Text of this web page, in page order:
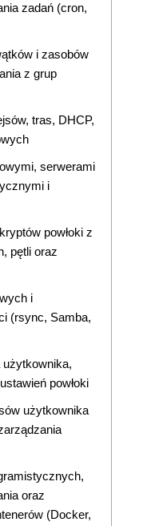
zadań (cron,
i zasobów
z grup
tras, DHCP,
serwerami
i
powłoki z
pętli oraz
i
(rsync, Samba,
użytkownika,
powłoki
użytkownika
oraz
(Docker,